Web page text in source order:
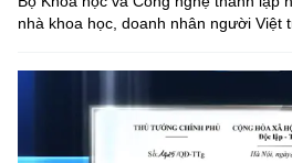
nhà khoa học, doanh nhân người Việt